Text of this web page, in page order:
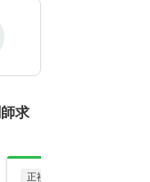
求
正社員